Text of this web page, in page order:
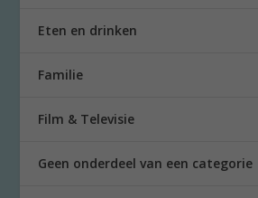
Eten en drinken
Familie
Film & Televisie
Geen onderdeel van een categorie